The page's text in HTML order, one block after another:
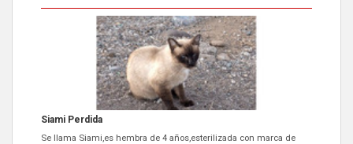
ADOPCIÓN URGENTE GATA TEROR GRAN CANARIA
El ayuntamiento se va a llevar a Los Gatos callejeros de la zona los